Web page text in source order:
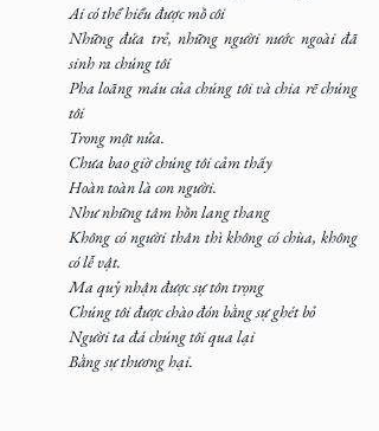
Ai có thể hiểu được mồ côi
Những đứa trẻ, những người nước ngoài đã
sinh ra chúng tôi
Pha loãng máu của chúng tôi và chia rẽ chúng
tôi
Trong một nửa.
Chưa bao giờ chúng tôi cảm thấy
Hoàn toàn là con người.
Như những tâm hồn lang thang
Không có người thân thì không có chùa, không
có lễ vật.
Ma quỷ nhận được sự tôn trọng
Chúng tôi được chào đón bằng sự ghét bỏ
Người ta đá chúng tôi qua lại
Bằng sự thương hại.